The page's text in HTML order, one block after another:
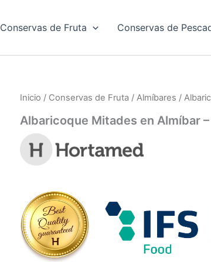
Conservas de Fruta Conservas de
Inicio / Conservas de Fruta / Almíbares /
Albaricoque Mitades en Almíbar –